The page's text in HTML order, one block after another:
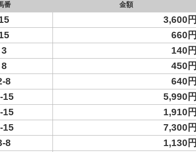
番 金額
3,600円
660円
3
140円
8
450円
8
640円
15 5,990円
15
1,910円
15
7,300円
8
1,130円